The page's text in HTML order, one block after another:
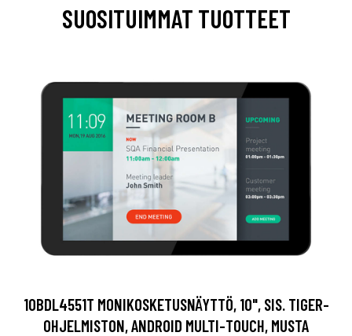
SUOSITUIMMAT TUOTTEET
10BDL4551T MONIKOSKETUSNÄYTTÖ, 10", SIS. TIGER-
OHJELMISTON, ANDROID MULTI-TOUCH, MUSTA